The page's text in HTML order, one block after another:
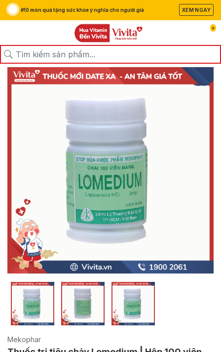
#10 món quà tặng sức khỏe ý nghĩa cho người già XEM NGAY
0
Trang chủ/Sản Phẩm/Thuốc
Mekophar